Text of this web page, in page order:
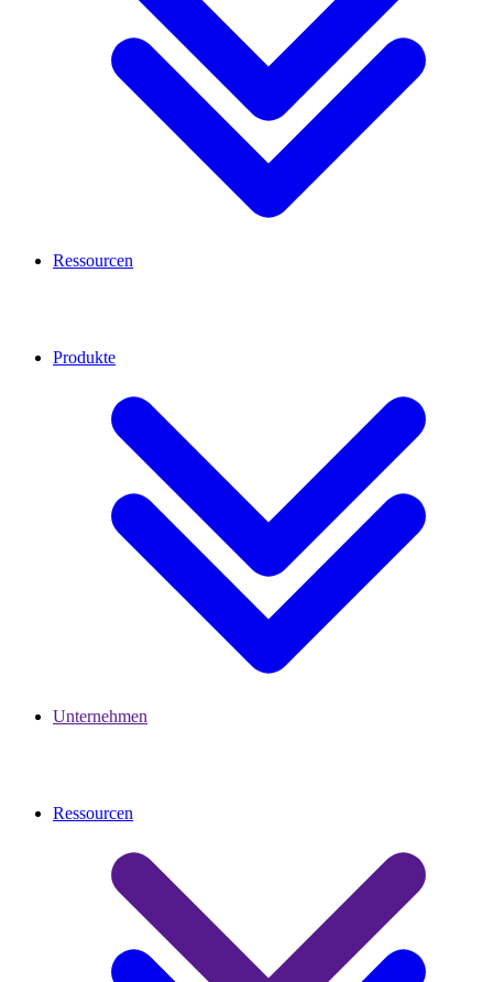
Ressourcen
Unternehmen
Produkte
Ressourcen